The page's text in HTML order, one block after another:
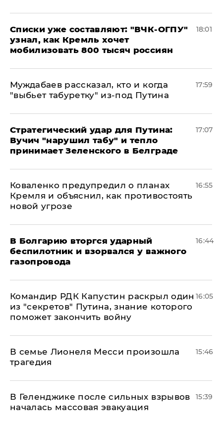
Списки уже составляют: "ВЧК-ОГПУ"
узнал, как Кремль хочет
мобилизовать 800 тысяч россиян
18:01
Муждабаев рассказал, кто и когда
"выбьет табуретку" из-под Путина
17:59
Стратегический удар для Путина:
Вучич "нарушил табу" и тепло
принимает Зеленского в Белграде
17:07
Коваленко предупредил о планах
Кремля и объяснил, как противостоять
новой угрозе
16:55
В Болгарию вторгся ударный
беспилотник и взорвался у важного
газопровода
16:44
Командир РДК Капустин раскрыл один
из "секретов" Путина, знание которого
поможет закончить войну
16:05
В семье Лионеля Месси произошла
трагедия
15:46
В Геленджике после сильных взрывов
началась массовая эвакуация
15:39